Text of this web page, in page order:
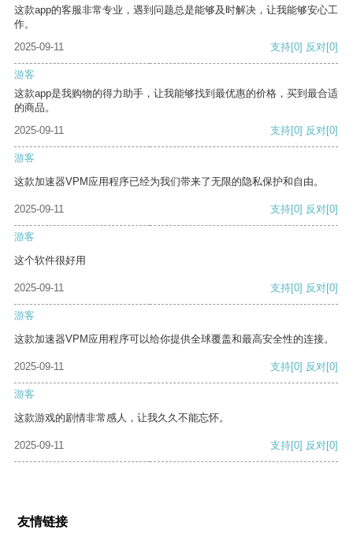
这款app的客服非常专业，遇到问题总是能够及时解决，让我能够安心工
作。
2025-09-11
支持[0] 反对[0]
游客
这款app是我购物的得力助手，让我能够找到最优惠的价格，买到最合适
的商品。
2025-09-11
支持[0] 反对[0]
游客
这款加速器VPM应用程序已经为我们带来了无限的隐私保护和自由。
2025-09-11 支持[0] 反对[0]
游客
这个软件很好用
2025-09-11 支持[0] 反对[0]
游客
这款加速器VPM应用程序可以给你提供全球覆盖和最高安全性的连接。
2025-09-11 支持[0] 反对[0]
游客
这款游戏的剧情非常感人，让我久久不能忘怀。
2025-09-11 支持[0] 反对[0]
友情链接